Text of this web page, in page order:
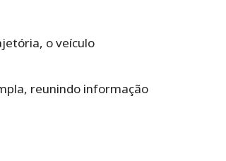
o veículo
reunindo informação